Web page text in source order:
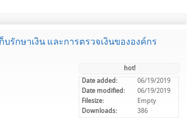
บรักษาเงิน และการตรวจเงินขององค์กร
hot!
Date added:
06/19/2019
Date modified:
06/19/2019
Filesize:
Empty
Downloads:
386